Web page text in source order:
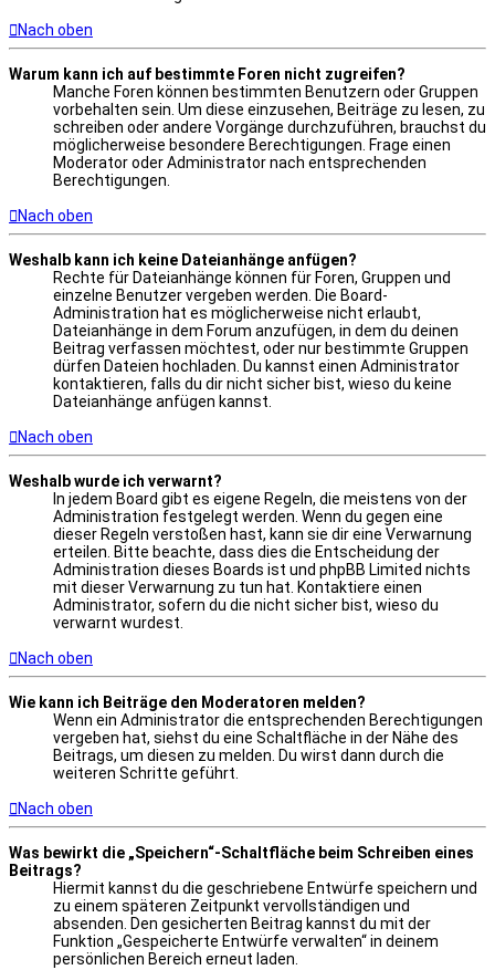
Nach oben
Warum kann ich auf bestimmte Foren nicht zugreifen?
Manche Foren können bestimmten Benutzern oder Gruppen
vorbehalten sein. Um diese einzusehen, Beiträge zu lesen, zu
schreiben oder andere Vorgänge durchzuführen, brauchst du
möglicherweise besondere Berechtigungen. Frage einen
Moderator oder Administrator nach entsprechenden
Berechtigungen.
Nach oben
Weshalb kann ich keine Dateianhänge anfügen?
Rechte für Dateianhänge können für Foren, Gruppen und
einzelne Benutzer vergeben werden. Die Board-
Administration hat es möglicherweise nicht erlaubt,
Dateianhänge in dem Forum anzufügen, in dem du deinen
Beitrag verfassen möchtest, oder nur bestimmte Gruppen
dürfen Dateien hochladen. Du kannst einen Administrator
kontaktieren, falls du dir nicht sicher bist, wieso du keine
Dateianhänge anfügen kannst.
Nach oben
Weshalb wurde ich verwarnt?
In jedem Board gibt es eigene Regeln, die meistens von der
Administration festgelegt werden. Wenn du gegen eine
dieser Regeln verstoßen hast, kann sie dir eine Verwarnung
erteilen. Bitte beachte, dass dies die Entscheidung der
Administration dieses Boards ist und phpBB Limited nichts
mit dieser Verwarnung zu tun hat. Kontaktiere einen
Administrator, sofern du die nicht sicher bist, wieso du
verwarnt wurdest.
Nach oben
Wie kann ich Beiträge den Moderatoren melden?
Wenn ein Administrator die entsprechenden Berechtigungen
vergeben hat, siehst du eine Schaltfläche in der Nähe des
Beitrags, um diesen zu melden. Du wirst dann durch die
weiteren Schritte geführt.
Nach oben
Was bewirkt die „Speichern“-Schaltfläche beim Schreiben eines
Beitrags?
Hiermit kannst du die geschriebene Entwürfe speichern und
zu einem späteren Zeitpunkt vervollständigen und
absenden. Den gesicherten Beitrag kannst du mit der
Funktion „Gespeicherte Entwürfe verwalten“ in deinem
persönlichen Bereich erneut laden.